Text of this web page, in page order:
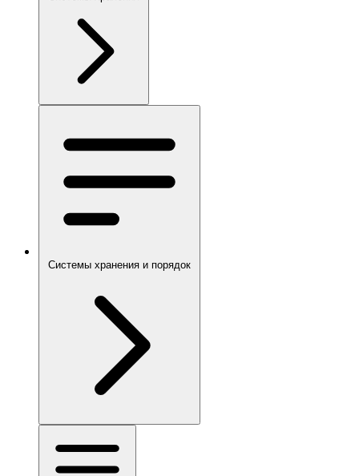
Системы хранения и порядок